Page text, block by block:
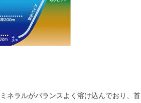
ネラルがバランスよく溶け込んでおり、首